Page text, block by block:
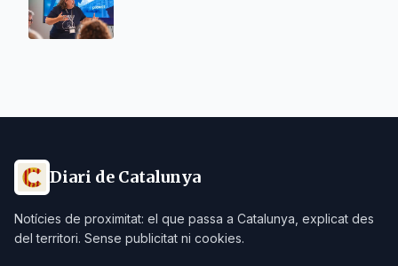
Diari de Catalunya
Notícies de proximitat: el que passa a Catalunya, explicat des
del territori. Sense publicitat ni cookies.